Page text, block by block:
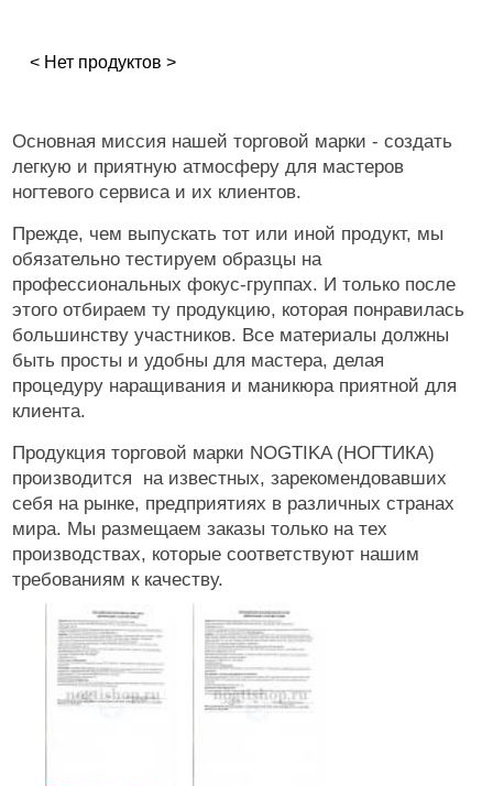
Втирка-спрей
Блестки/Песок/Мороженое и др
Втирка, хлопья Юки
Слюда, пралине
Стразы, жемчуг, пикси
Инструменты
Лаки для ногтей
Пилки, блоки
Уход
Косметика
Оборудование
Расходные
< Нет продуктов >
Основная миссия нашей торговой марки - создать
легкую и приятную атмосферу для мастеров
ногтевого сервиса и их клиентов.
Прежде, чем выпускать тот или иной продукт, мы
обязательно тестируем образцы на
профессиональных фокус-группах. И только после
этого отбираем ту продукцию, которая понравилась
большинству участников. Все материалы должны
быть просты и удобны для мастера, делая
процедуру наращивания и маникюра приятной для
клиента.
Продукция торговой марки NOGTIKA (НОГТИКА)
производится на известных, зарекомендовавших
себя на рынке, предприятиях в различных странах
мира. Мы размещаем заказы только на тех
производствах, которые соответствуют нашим
требованиям к качеству.